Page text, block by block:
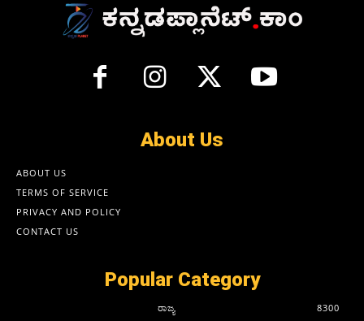
About Us
ABOUT US
TERMS OF SERVICE
PRIVACY AND POLICY
CONTACT US
Popular Category
ರಾಜ್ಯ 8300